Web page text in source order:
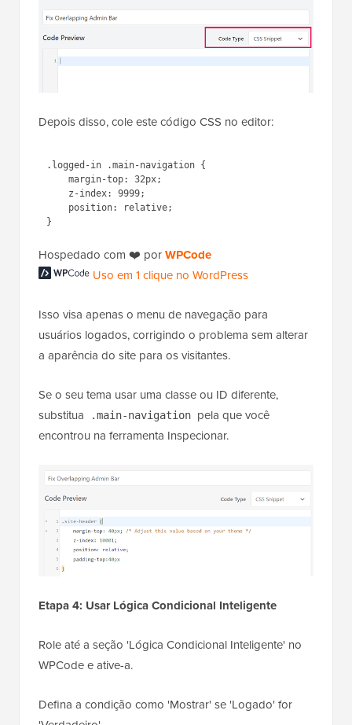
Depois disso, cole este código CSS no editor:
.logged-in .main-navigation {
Hospedado com ❤️ porWPCode
Uso em 1 clique no WordPress
Isso visa apenas o menu de navegação para
usuários logados, corrigindo o problema sem alterar
a aparência do site para os visitantes.
Se o seu tema usar uma classe ou ID diferente,
substitua
.main-navigation pela que você
encontrou na ferramenta Inspecionar.
Etapa 4: Usar Lógica Condicional Inteligente
Role até a seção 'Lógica Condicional Inteligente' no
WPCode e ative-a.
Defina a condição como 'Mostrar' se 'Logado' for